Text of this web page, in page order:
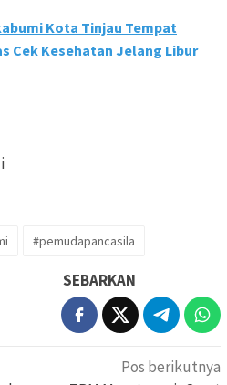
Kota Tinjau Tempat
Cek Kesehatan Jelang Libur
#pemudapancasila
SEBARKAN
Pos berikutnya